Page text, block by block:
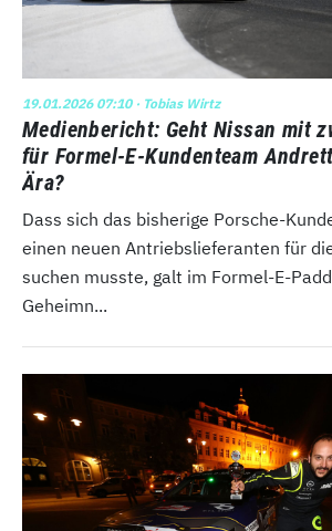
19.01.2026 07:10· Tobias Wirtz
Medienbericht: Geht Nissan mit
für Formel-E-Kundenteam
Ära?
Dass sich das bisherige Porsche-
einen neuen Antriebslieferanten für
suchen musste, galt im Formel-E-
Geheimn...